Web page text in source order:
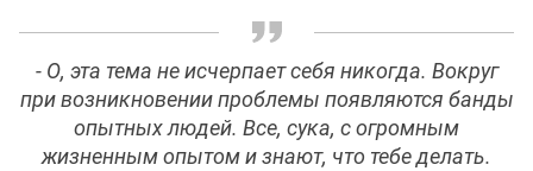
- О, эта тема не исчерпает себя никогда. Вокруг
при возникновении проблемы появляются банды
опытных людей. Все, сука, с огромным
жизненным опытом и знают, что тебе делать.